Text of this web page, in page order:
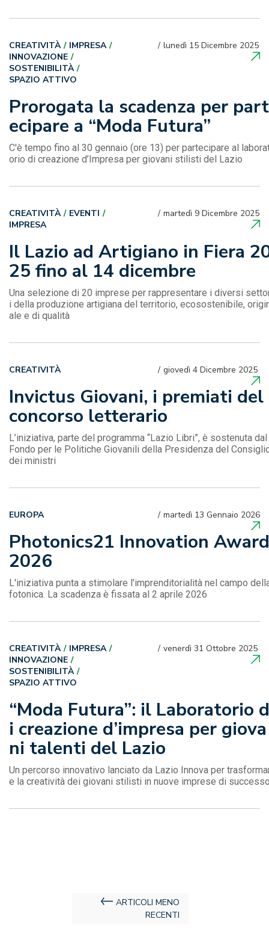
Prorogata la scadenza per part
ecipare a “Moda Futura”
lunedì 15 Dicembre 2025
CREATIVITÀ
IMPRESA
INNOVAZIONE
SOSTENIBILITÀ
SPAZIO ATTIVO
C'è tempo fino al 30 gennaio (ore 13) per partecipare al
orio di creazione d’Impresa per giovani stilisti del Lazio
Il Lazio ad Artigiano in Fiera
25 fino al 14 dicembre
martedì 9 Dicembre 2025
CREATIVITÀ
EVENTI
IMPRESA
Una selezione di 20 imprese per rappresentare i diversi
i della produzione artigiana del territorio, ecosostenibile,
ale e di qualità
Invictus Giovani, i premiati del
concorso letterario
giovedì 4 Dicembre 2025
CREATIVITÀ
L’iniziativa, parte del programma “Lazio Libri”, è sostenuta dal
Fondo per le Politiche Giovanili della Presidenza del
dei ministri
Photonics21 Innovation Award
2026
martedì 13 Gennaio 2026
EUROPA
L'iniziativa punta a stimolare l'imprenditorialità nel campo
fotonica. La scadenza è fissata al 2 aprile 2026
“Moda Futura”: il Laboratorio d
i creazione d’impresa per giova
ni talenti del Lazio
venerdì 31 Ottobre 2025
CREATIVITÀ
IMPRESA
INNOVAZIONE
SOSTENIBILITÀ
SPAZIO ATTIVO
Un percorso innovativo lanciato da Lazio Innova per
e la creatività dei giovani stilisti in nuove imprese di
ARTICOLI MENO
RECENTI